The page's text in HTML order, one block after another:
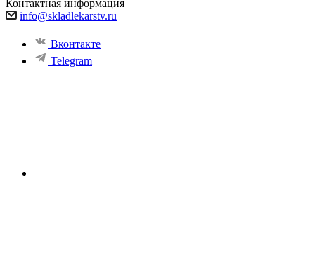
Контактная информация
info@skladlekarstv.ru
Вконтакте
Telegram